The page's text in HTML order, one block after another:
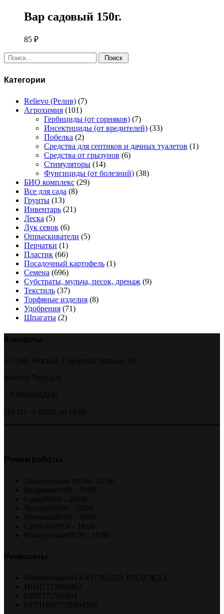
Вар садовый 150г.
85 ₽
Поиск:
Категории
Relievo (Релив) (7)
Агрохимия (101)
Гербициды (от сорняков) (7)
Инсектициды (от вредителей) (33)
Побелка (2)
Средства для септиков и дачных туалетов (1)
Средства от грызунов (6)
Стимуляторы (14)
Фунгициды (от болезний) (38)
БИО комплекс (29)
Все для сада (8)
Грунты (13)
Инвентарь (21)
Леска (5)
Лук севок (6)
Опрыскиватели (5)
Перчатки (1)
Пластик (66)
Посадочный картофель (1)
Семена (696)
Субстраты, мульча, песок, дренаж (9)
Текстиль (37)
Торфяные изделия (8)
Удобрения (71)
Шпагаты (2)